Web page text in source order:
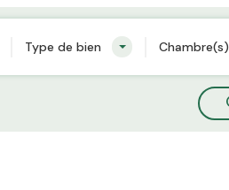
Type de bien Chambre(s)